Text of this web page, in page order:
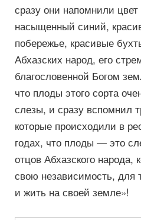
сразу они напомнили
насыщенный синий,
побережье, красивые
Абхазских народ, его
благословенной Богом
что плоды этого сорта
слезы, и сразу вспомнил
которые происходили в
годах, что плоды — это
отцов Абхазского народа,
свою независимость, для
и жить на своей земле»!